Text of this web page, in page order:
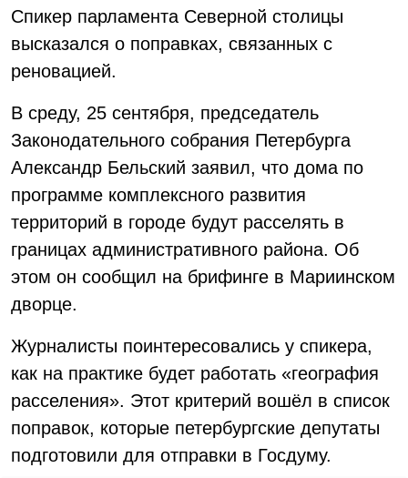
Спикер парламента Северной столицы
высказался о поправках, связанных с
реновацией.
В среду, 25 сентября, председатель
Законодательного собрания Петербурга
Александр Бельский заявил, что дома по
программе комплексного развития
территорий в городе будут расселять в
границах административного района. Об
этом он сообщил на брифинге в Мариинском
дворце.
Журналисты поинтересовались у спикера,
как на практике будет работать «география
расселения». Этот критерий вошёл в список
поправок, которые петербургские депутаты
подготовили для отправки в Госдуму.